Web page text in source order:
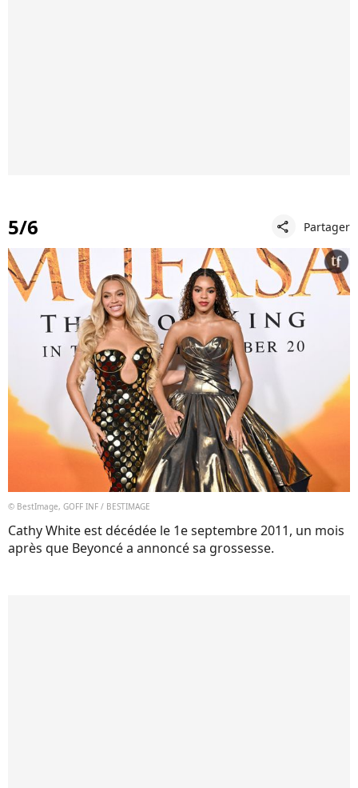
5/6 share Partager
© BestImage, GOFF INF / BESTIMAGE
Cathy White est décédée le 1e septembre 2011, un mois
après que Beyoncé a annoncé sa grossesse.